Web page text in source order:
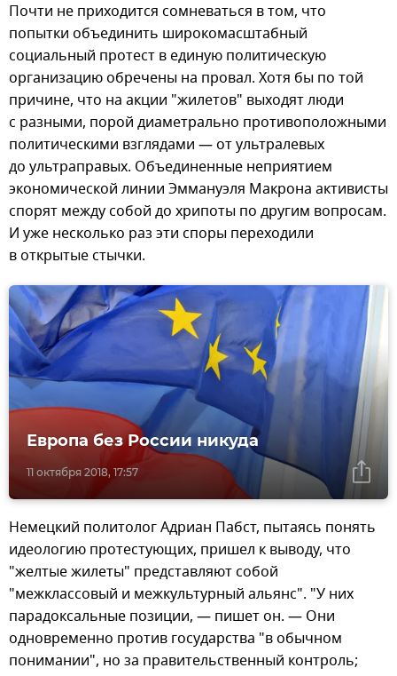
Почти не приходится сомневаться в том, что
попытки объединить широкомасштабный
социальный протест в единую политическую
организацию обречены на провал. Хотя бы по той
причине, что на акции "жилетов" выходят люди
с разными, порой диаметрально противоположными
политическими взглядами — от ультралевых
до ультраправых. Объединенные неприятием
экономической линии Эммануэля Макрона активисты
спорят между собой до хрипоты по другим вопросам.
И уже несколько раз эти споры переходили
в открытые стычки.
11 октября 2018, 17:57
Европа без России никуда
Немецкий политолог Адриан Пабст, пытаясь понять
идеологию протестующих, пришел к выводу, что
"желтые жилеты" представляют собой
"межклассовый и межкультурный альянс". "У них
парадоксальные позиции, — пишет он. — Они
одновременно против государства "в обычном
понимании", но за правительственный контроль;